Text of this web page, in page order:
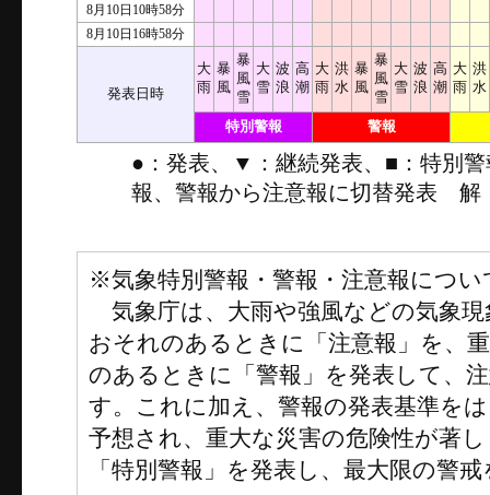
8月10日10時58分
8月10日16時58分
発表日時
大
雨
暴
風
暴
風
雪
大
雪
波
浪
高
潮
大
雨
洪
水
暴
風
暴
風
雪
大
雪
波
浪
高
潮
大
雨
洪
水
特別警報 警報
●：発表、▼：継続発表、■：特別
報、警報から注意報に切替発表 解
※気象特別警報・警報・注意報につい
気象庁は、大雨や強風などの気象
おそれのあるときに「注意報」を、
のあるときに「警報」を発表して、
す。これに加え、警報の発表基準を
予想され、重大な災害の危険性が著
「特別警報」を発表し、最大限の警